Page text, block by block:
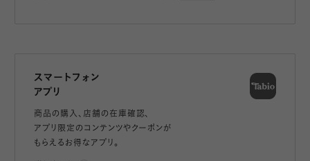
スマートフォン
アプリ
商品の購入、店舗の在庫確認、
アプリ限定のコンテンツやクーポンが
もらえるお得なアプリ。